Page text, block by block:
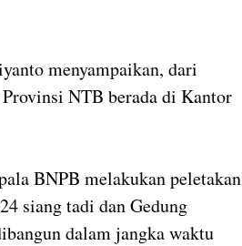
menyampaikan, dari
NTB berada di Kantor
BNPB melakukan peletakan
siang tadi dan Gedung
dalam jangka waktu